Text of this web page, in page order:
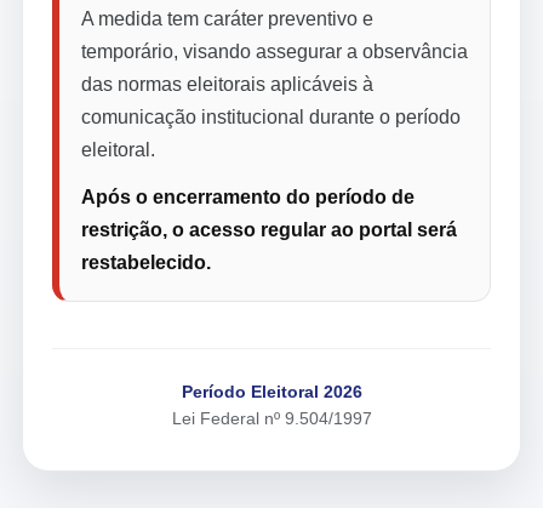
A medida tem caráter preventivo e
temporário, visando assegurar a observância
das normas eleitorais aplicáveis à
comunicação institucional durante o período
eleitoral.
Após o encerramento do período de
restrição, o acesso regular ao portal será
restabelecido.
Período Eleitoral 2026
Lei Federal nº 9.504/1997